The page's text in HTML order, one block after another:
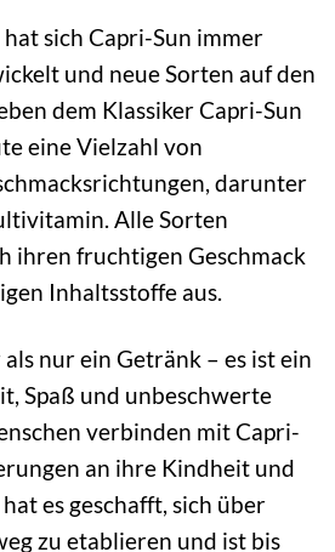
sich Capri-Sun immer
und neue Sorten auf den
dem Klassiker Capri-Sun
eine Vielzahl von
darunter
Alle Sorten
ihren fruchtigen Geschmack
Inhaltsstoffe aus.
nur ein Getränk – es ist ein
Spaß und unbeschwerte
verbinden mit Capri-
an ihre Kindheit und
es geschafft, sich über
zu etablieren und ist bis